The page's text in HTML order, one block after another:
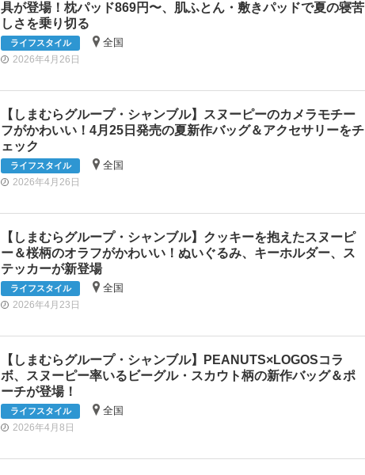
具が登場！枕パッド869円〜、肌ふとん・敷きパッドで夏の寝苦
しさを乗り切る
ライフスタイル 全国
2026年4月26日
【しまむらグループ・シャンブル】スヌーピーのカメラモチー
フがかわいい！4月25日発売の夏新作バッグ＆アクセサリーをチ
ェック
ライフスタイル 全国
2026年4月26日
【しまむらグループ・シャンブル】クッキーを抱えたスヌーピ
ー＆桜柄のオラフがかわいい！ぬいぐるみ、キーホルダー、ス
テッカーが新登場
ライフスタイル 全国
2026年4月23日
【しまむらグループ・シャンブル】PEANUTS×LOGOSコラ
ボ、スヌーピー率いるビーグル・スカウト柄の新作バッグ＆ポ
ーチが登場！
ライフスタイル 全国
2026年4月8日